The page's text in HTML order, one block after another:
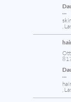
...
,
...
,